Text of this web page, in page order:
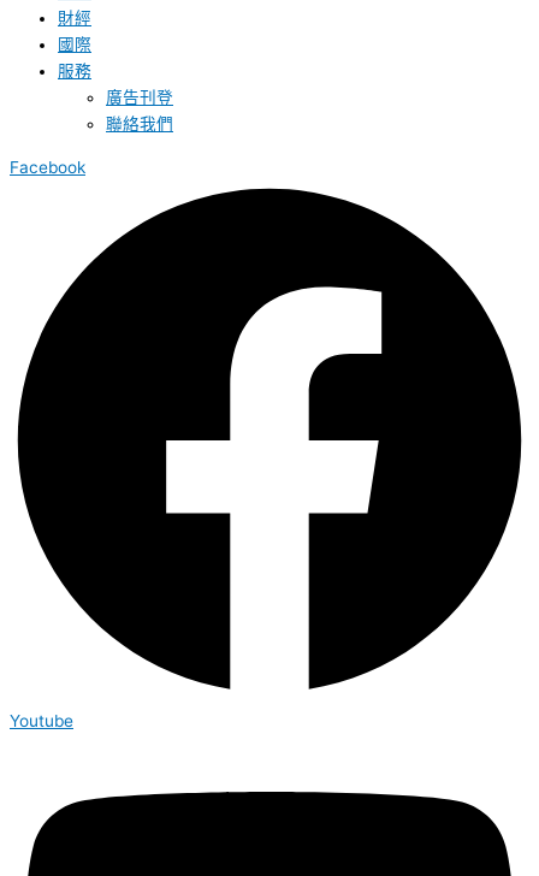
財經
國際
服務
廣告刊登
聯絡我們
Facebook
Youtube